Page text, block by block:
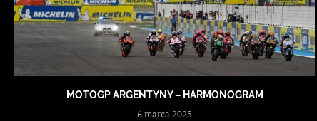
MOTOGP ARGENTYNY – HARMONOGRAM
6 marca 2025